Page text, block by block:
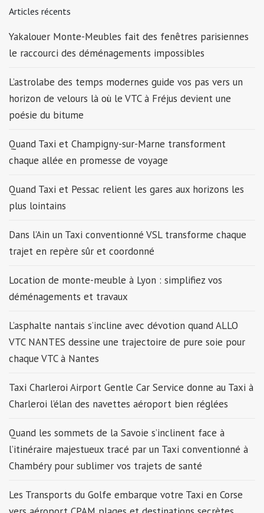
Articles récents
Yakalouer Monte-Meubles fait des fenêtres parisiennes
le raccourci des déménagements impossibles
L’astrolabe des temps modernes guide vos pas vers un
horizon de velours là où le VTC à Fréjus devient une
poésie du bitume
Quand Taxi et Champigny-sur-Marne transforment
chaque allée en promesse de voyage
Quand Taxi et Pessac relient les gares aux horizons les
plus lointains
Dans l’Ain un Taxi conventionné VSL transforme chaque
trajet en repère sûr et coordonné
Location de monte-meuble à Lyon : simplifiez vos
déménagements et travaux
L’asphalte nantais s’incline avec dévotion quand ALLO
VTC NANTES dessine une trajectoire de pure soie pour
chaque VTC à Nantes
Taxi Charleroi Airport Gentle Car Service donne au Taxi à
Charleroi l’élan des navettes aéroport bien réglées
Quand les sommets de la Savoie s’inclinent face à
l’itinéraire majestueux tracé par un Taxi conventionné à
Chambéry pour sublimer vos trajets de santé
Les Transports du Golfe embarque votre Taxi en Corse